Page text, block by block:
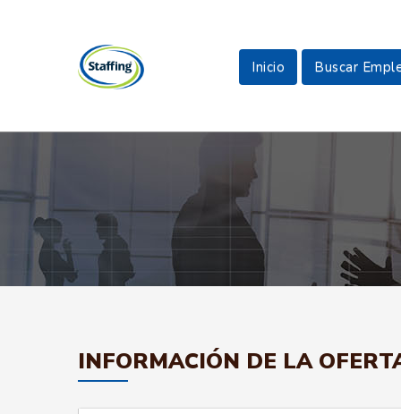
Inicio Buscar
INFORMACIÓN DE LA